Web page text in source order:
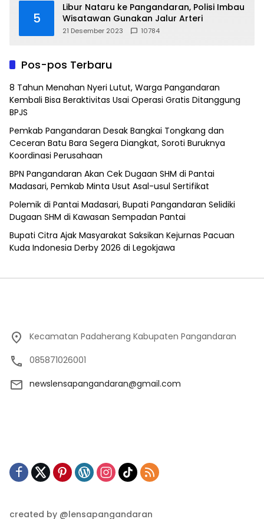
5
Libur Nataru ke Pangandaran, Polisi Imbau
Wisatawan Gunakan Jalur Arteri
21 Desember 2023 10784
Pos-pos Terbaru
8 Tahun Menahan Nyeri Lutut, Warga Pangandaran
Kembali Bisa Beraktivitas Usai Operasi Gratis Ditanggung
BPJS
Pemkab Pangandaran Desak Bangkai Tongkang dan
Ceceran Batu Bara Segera Diangkat, Soroti Buruknya
Koordinasi Perusahaan
BPN Pangandaran Akan Cek Dugaan SHM di Pantai
Madasari, Pemkab Minta Usut Asal-usul Sertifikat
Polemik di Pantai Madasari, Bupati Pangandaran Selidiki
Dugaan SHM di Kawasan Sempadan Pantai
Bupati Citra Ajak Masyarakat Saksikan Kejurnas Pacuan
Kuda Indonesia Derby 2026 di Legokjawa
Kecamatan Padaherang Kabupaten Pangandaran
085871026001
newslensapangandaran@gmail.com
created by @lensapangandaran